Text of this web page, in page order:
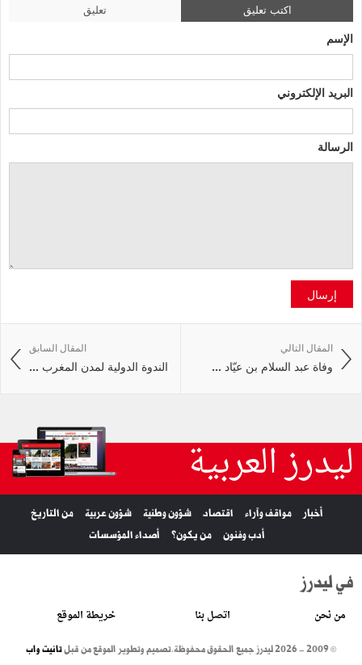
اكتب تعليق تعليق
الإسم
البريد الإلكتروني
الرسالة
إرسال
المقال السابق
الندوة الدولية لمدن المغرب ...
المقال التالي
وفاة عبد السلام بن عيّاد ...
ليدرز العربية
أخبار مواقف وآراء اقتصاد شؤون وطنية شؤون عربية
من التاريخ
أدب وفنون
من يكون؟ أصداء المؤسسات
في ليدرز
من نحن اتصل بنا خريطة الموقع
© 2009 - 2026 ليدرز جميع الحقوق محفوظة. تصميم وتطوير الموقع من قبلتانيت واب